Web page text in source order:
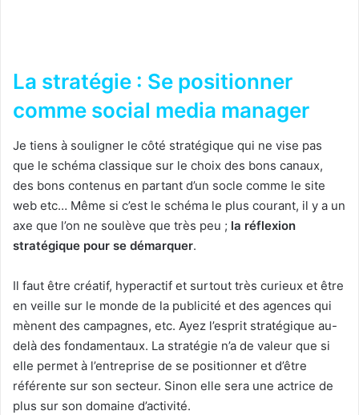
La stratégie : Se positionner
comme social media manager
Je tiens à souligner le côté stratégique qui ne vise pas
que le schéma classique sur le choix des bons canaux,
des bons contenus en partant d’un socle comme le site
web etc… Même si c’est le schéma le plus courant, il y a un
axe que l’on ne soulève que très peu ; la réflexion
stratégique pour se démarquer.
Il faut être créatif, hyperactif et surtout très curieux et être
en veille sur le monde de la publicité et des agences qui
mènent des campagnes, etc. Ayez l’esprit stratégique au-
delà des fondamentaux. La stratégie n’a de valeur que si
elle permet à l’entreprise de se positionner et d’être
référente sur son secteur. Sinon elle sera une actrice de
plus sur son domaine d’activité.